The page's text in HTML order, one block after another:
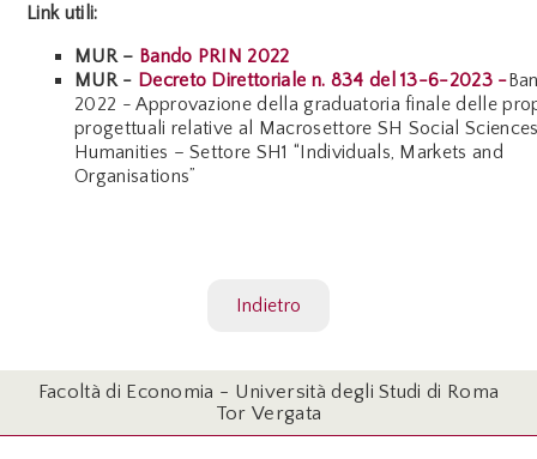
Link utili:
MUR – Bando PRIN 2022
MUR - Decreto Direttoriale n. 834 del 13-6-2023 -
2022 - Approvazione della graduatoria finale delle
progettuali relative al Macrosettore SH Social
Humanities – Settore SH1 “Individuals, Markets and
Organisations”
Indietro
Facoltà di Economia - Università degli Studi di Roma
Tor Vergata